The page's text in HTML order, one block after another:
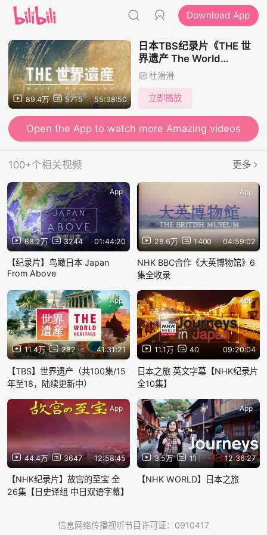
Download App
89.4万 5715 55:38:50
日本TBS纪录片《THE 世
界遗产 The World
Heritage》全180集 日语中
日双字
杜滑滑
立即播放
Open the App to watch more Amazing videos
100+个相关视频 更多
68.2万 3244 01:44:20
App
【纪录片】鸟瞰日本 Japan
From Above
28.6万 1400 04:59:02
App
NHK BBC合作《大英博物馆》6
集全收录
11.4万 282 41:31:21
App
【TBS】世界遗产（共100集/15
年至18，陆续更新中）
11.1万 40 09:20:04
App
日本之旅 英文字幕【NHK纪录片
全10集】
44.4万 3647 12:58:45
App
【NHK纪录片】故宫的至宝 全
26集【日史译组 中日双语字幕】
3.5万 11 12:36:27
App
【NHK WORLD】日本之旅
信息网络传播视听节目许可证：0910417